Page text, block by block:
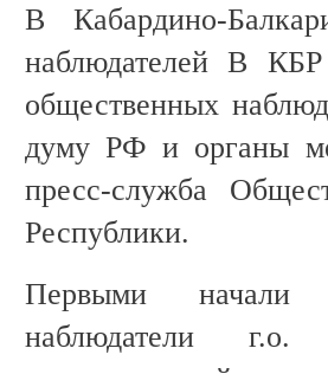
В Кабардино-
наблюдателей В
общественных
думу РФ и органы
пресс-служба
Республики.
Первыми начали
наблюдатели г.о.